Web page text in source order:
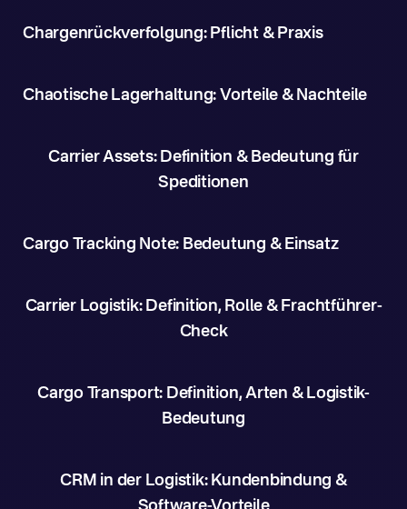
Chargenrückverfolgung: Pflicht & Praxis
Chaotische Lagerhaltung: Vorteile & Nachteile
Carrier Assets: Definition & Bedeutung für
Speditionen
Cargo Tracking Note: Bedeutung & Einsatz
Carrier Logistik: Definition, Rolle & Frachtführer-
Check
Cargo Transport: Definition, Arten & Logistik-
Bedeutung
CRM in der Logistik: Kundenbindung &